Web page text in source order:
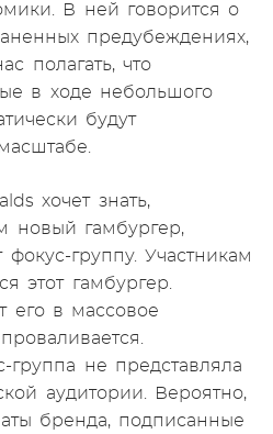
В ней говорится о
предубеждениях,
полагать, что
в ходе небольшого
будут
хочет знать,
новый гамбургер,
фокус-группу. Участникам
этот гамбургер.
его в массовое
группа не представляла
аудитории. Вероятно,
бренда, подписанные